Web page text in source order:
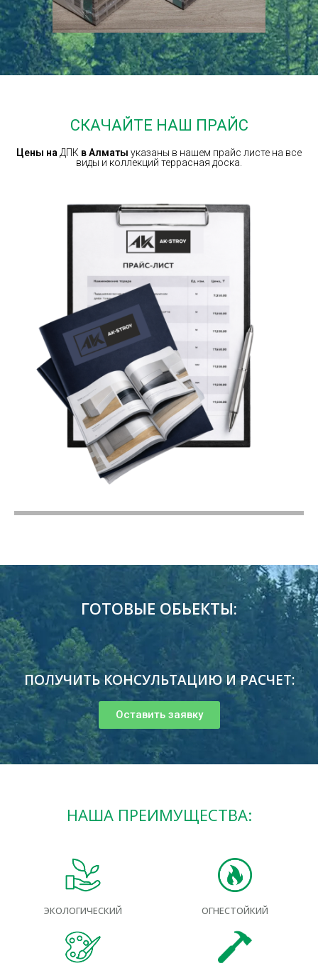
СКАЧАЙТЕ НАШ ПРАЙС
Цены наДПК вАлматы указаны в нашем прайс листе на все
виды и коллекций террасная доска.
ГОТОВЫЕ ОБЬЕКТЫ:
ПОЛУЧИТЬ КОНСУЛЬТАЦИЮ И РАСЧЕТ:
Оставить заявку
НАША ПРЕИМУЩЕСТВА:
ЭКОЛОГИЧЕСКИЙ ОГНЕСТОЙКИЙ